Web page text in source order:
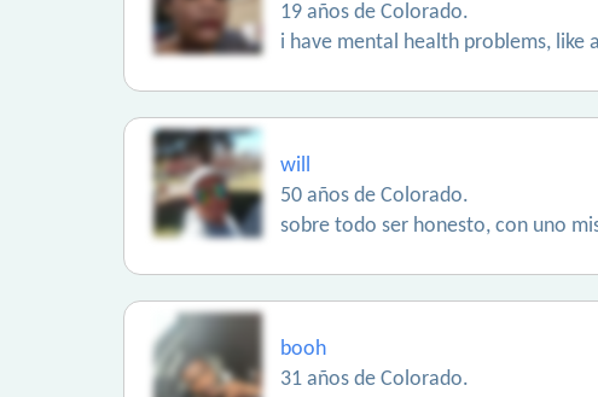
19 años de Colorado.
i have mental health problems, like
will
50 años de Colorado.
sobre todo ser honesto, con uno
booh
31 años de Colorado.